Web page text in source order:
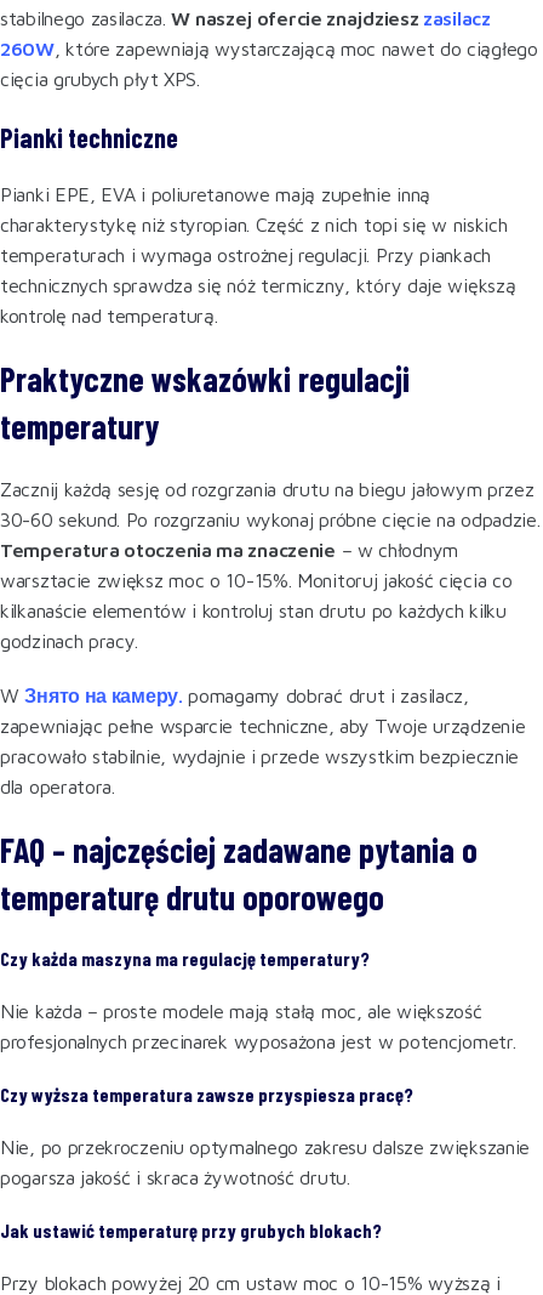
stabilnego zasilacza.W naszej ofercie znajdziesz zasilacz
260W, które zapewniają wystarczającą moc nawet do ciągłego
cięcia grubych płyt XPS.
Pianki techniczne
Pianki EPE, EVA i poliuretanowe mają zupełnie inną
charakterystykę niż styropian. Część z nich topi się w niskich
temperaturach i wymaga ostrożnej regulacji. Przy piankach
technicznych sprawdza się nóż termiczny, który daje większą
kontrolę nad temperaturą.
Praktyczne wskazówki regulacji
temperatury
Zacznij każdą sesję od rozgrzania drutu na biegu jałowym przez
30-60 sekund. Po rozgrzaniu wykonaj próbne cięcie na odpadzie.
Temperatura otoczenia ma znaczenie – w chłodnym
warsztacie zwiększ moc o 10-15%. Monitoruj jakość cięcia co
kilkanaście elementów i kontroluj stan drutu po każdych kilku
godzinach pracy.
WЗнято на камеру. pomagamy dobrać drut i zasilacz,
zapewniając pełne wsparcie techniczne, aby Twoje urządzenie
pracowało stabilnie, wydajnie i przede wszystkim bezpiecznie
dla operatora.
FAQ – najczęściej zadawane pytania o
temperaturę drutu oporowego
Czy każda maszyna ma regulację temperatury?
Nie każda – proste modele mają stałą moc, ale większość
profesjonalnych przecinarek wyposażona jest w potencjometr.
Czy wyższa temperatura zawsze przyspiesza pracę?
Nie, po przekroczeniu optymalnego zakresu dalsze zwiększanie
pogarsza jakość i skraca żywotność drutu.
Jak ustawić temperaturę przy grubych blokach?
Przy blokach powyżej 20 cm ustaw moc o 10-15% wyższą i